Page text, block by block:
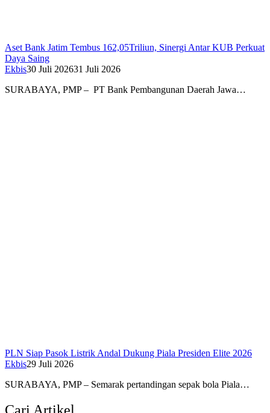
Aset Bank Jatim Tembus 162,05Triliun, Sinergi Antar KUB Perkuat
Daya Saing
Ekbis30 Juli 202631 Juli 2026
SURABAYA, PMP – PT Bank Pembangunan Daerah Jawa…
PLN Siap Pasok Listrik Andal Dukung Piala Presiden Elite 2026
Ekbis29 Juli 2026
SURABAYA, PMP – Semarak pertandingan sepak bola Piala…